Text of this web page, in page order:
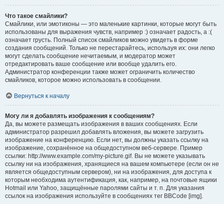
Что такое смайлики?
Смайлики, или эмотиконы — это маленькие картинки, которые могут быть
использованы для выражения чувств, например :) означает радость, а :(
означает грусть. Полный список смайликов можно увидеть в форме
создания сообщений. Только не перестарайтесь, используя их: они легко
могут сделать сообщение нечитаемым, и модератор может
отредактировать ваше сообщение или вообще удалить его.
Администратор конференции также может ограничить количество
смайликов, которое можно использовать в сообщении.
Вернуться к началу
Могу ли я добавлять изображения к сообщениям?
Да, вы можете размещать изображения в ваших сообщениях. Если
администратор разрешил добавлять вложения, вы можете загрузить
изображение на конференцию. Если нет, вы должны указать ссылку на
изображение, сохранённое на общедоступном веб-сервере. Пример
ссылки: http://www.example.com/my-picture.gif. Вы не можете указывать
ссылку ни на изображения, хранящиеся на вашем компьютере (если он не
является общедоступным сервером), ни на изображения, для доступа к
которым необходима аутентификация, как, например, на почтовые ящики
Hotmail или Yahoo, защищённые паролями сайты и т. п. Для указания
ссылок на изображения используйте в сообщениях тег BBCode [img].